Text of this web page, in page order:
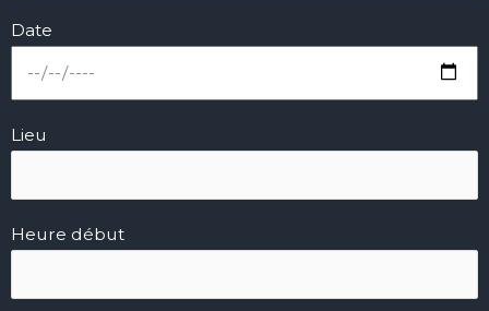
Date
Lieu
Heure début